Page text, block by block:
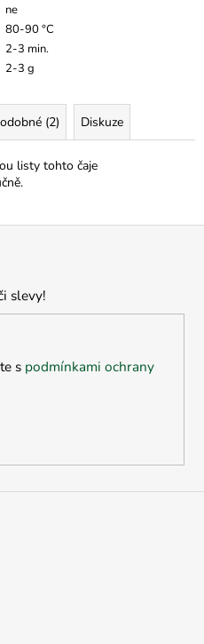
ne
80-90 °C
2-3 min.
2-3 g
(2) Diskuze
listy tohto čaje
slevy!
s podmínkami ochrany